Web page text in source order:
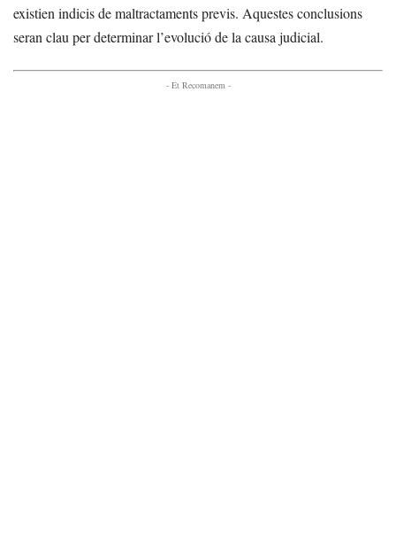
existien indicis de maltractaments previs. Aquestes conclusions
seran clau per determinar l’evolució de la causa judicial.
- Et Recomanem -